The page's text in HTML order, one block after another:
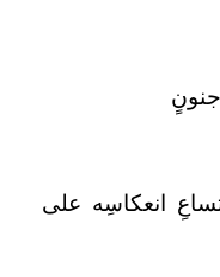
انعكاسِه على